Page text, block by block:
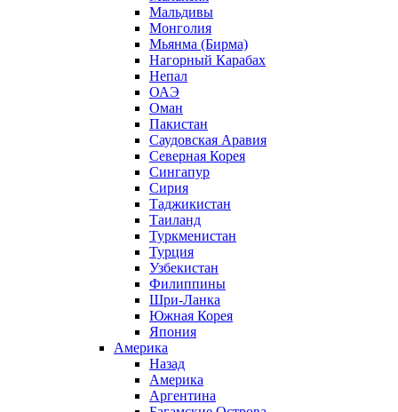
Мальдивы
Монголия
Мьянма (Бирма)
Нагорный Карабах
Непал
ОАЭ
Оман
Пакистан
Саудовская Аравия
Северная Корея
Сингапур
Сирия
Таджикистан
Таиланд
Туркменистан
Турция
Узбекистан
Филиппины
Шри-Ланка
Южная Корея
Япония
Америка
Назад
Америка
Аргентина